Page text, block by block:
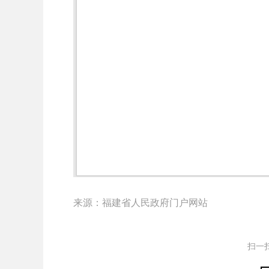
来源：福建省人民政府门户网站
扫一